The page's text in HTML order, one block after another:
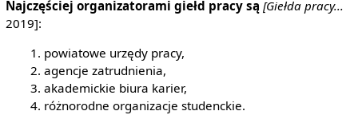
Najczęściej organizatorami giełd pracy są [Giełda pracy...
2019]:
powiatowe urzędy pracy,
agencje zatrudnienia,
akademickie biura karier,
różnorodne organizacje studenckie.